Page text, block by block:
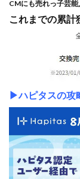
CMにも売れっ子芸能
これまでの累計
▶ハピタスの攻